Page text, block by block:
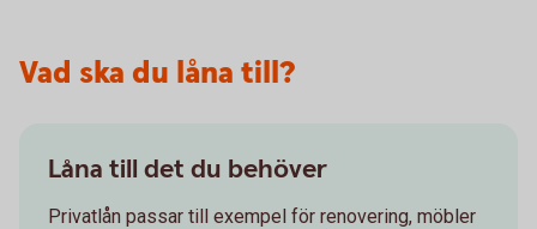
Vad ska du låna till?
Låna till det du behöver
Privatlån passar till exempel för renovering, möbler